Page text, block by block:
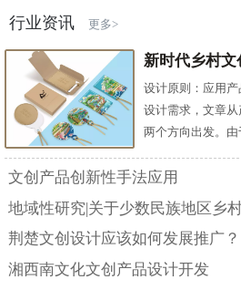
行业资讯 更多>
新时代乡村
设计原则：应用
设计需求，文章
两个方向出发。由
而遥远的，所以
则、美观性原则
味性原则;在平面
齐原则、重复原
文创产品创新性手法应用
地域性研究|关于少数民族地区乡村文
荆楚文创设计应该如何发展推广？
湘西南文化文创产品设计开发